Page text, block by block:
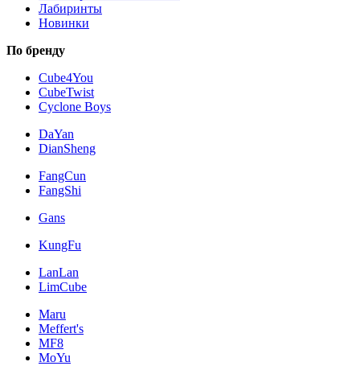
Лабиринты
Новинки
По бренду
Cube4You
CubeTwist
Cyclone Boys
DaYan
DianSheng
FangCun
FangShi
Gans
KungFu
LanLan
LimCube
Maru
Meffert's
MF8
MoYu